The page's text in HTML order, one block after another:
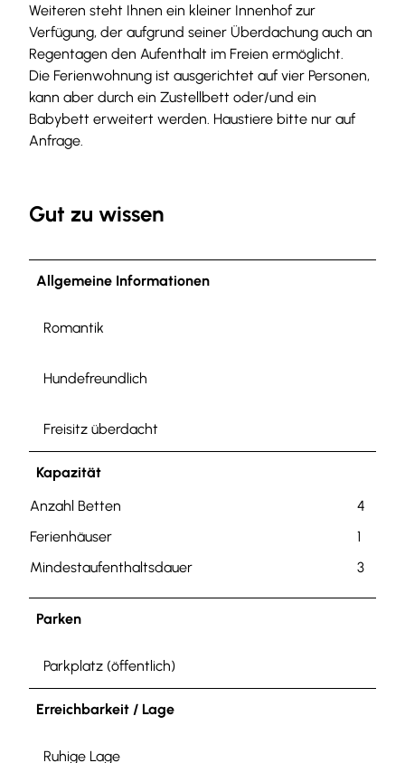
Weiteren steht Ihnen ein kleiner Innenhof zur
Verfügung, der aufgrund seiner Überdachung auch an
Regentagen den Aufenthalt im Freien ermöglicht.
Die Ferienwohnung ist ausgerichtet auf vier Personen,
kann aber durch ein Zustellbett oder/und ein
Babybett erweitert werden. Haustiere bitte nur auf
Anfrage.
Gut zu wissen
Allgemeine Informationen
Romantik
Hundefreundlich
Freisitz überdacht
Kapazität
Anzahl Betten
4
Ferienhäuser
1
Mindestaufenthaltsdauer
3
Parken
Parkplatz (öffentlich)
Erreichbarkeit / Lage
Ruhige Lage